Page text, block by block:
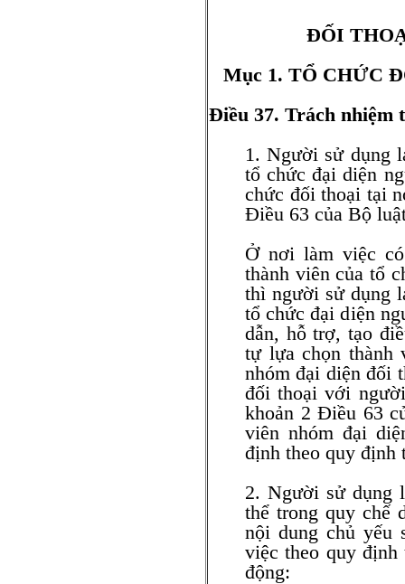
ĐỐI
Mục 1. TỔ CHỨC
Điều 37. Trách nhiệm
1. Người sử dụng
tổ chức đại diện
chức đối thoại tại
Điều 63 của Bộ
Ở nơi làm việc
thành viên của tổ
thì người sử dụng
tổ chức đại diện
dẫn, hỗ trợ, tạo
tự lựa chọn thành
nhóm đại diện đối
đối thoại với
khoản 2 Điều 63
viên nhóm đại
định theo quy
2. Người sử dụng
thể trong quy chế
nội dung chủ yếu
việc theo quy
động: